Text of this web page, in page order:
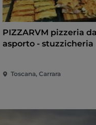
PIZZARVM pizzeria
asporto - stuzzicheria
Toscana, Carrara